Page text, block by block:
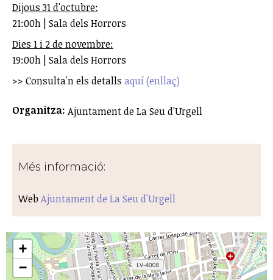
Dijous 31 d'octubre:
21:00h | Sala dels Horrors
Dies 1 i 2 de novembre:
19:00h | Sala dels Horrors
>> Consulta'n els detalls aquí (enllaç)
Organitza: Ajuntament de La Seu d'Urgell
Més informació:
Web Ajuntament de La Seu d'Urgell
+
−